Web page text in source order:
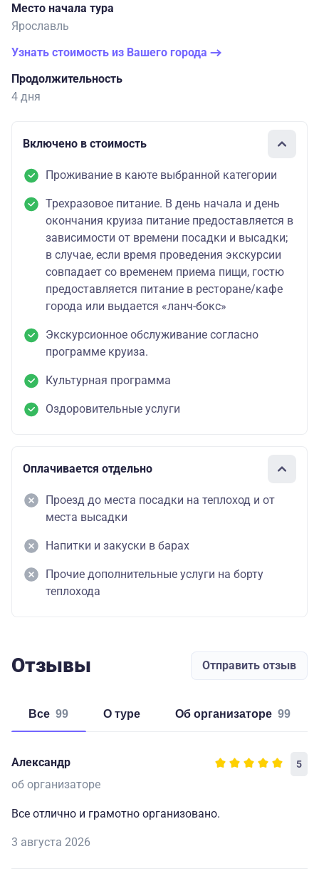
Место начала тура
Ярославль
Узнать стоимость из Вашего города
Продолжительность
4 дня
Включено в стоимость
Проживание в каюте выбранной категории
Трехразовое питание. В день начала и день
окончания круиза питание предоставляется в
зависимости от времени посадки и высадки;
в случае, если время проведения экскурсии
совпадает со временем приема пищи, гостю
предоставляется питание в ресторане/кафе
города или выдается «ланч-бокс»
Экскурсионное обслуживание согласно
программе круиза.
Культурная программа
Оздоровительные услуги
Оплачивается отдельно
Проезд до места посадки на теплоход и от
места высадки
Напитки и закуски в барах
Прочие дополнительные услуги на борту
теплохода
Отзывы Отправить отзыв
Все 99 о туре об организаторе 99
Александр 5
об организаторе
Все отлично и грамотно организовано.
3 августа 2026